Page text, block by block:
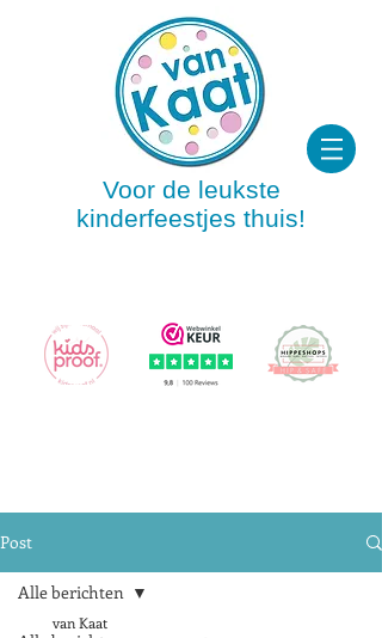
Voor de leukste
kinderfeestjes thuis!
Post
Alle berichten
van Kaat